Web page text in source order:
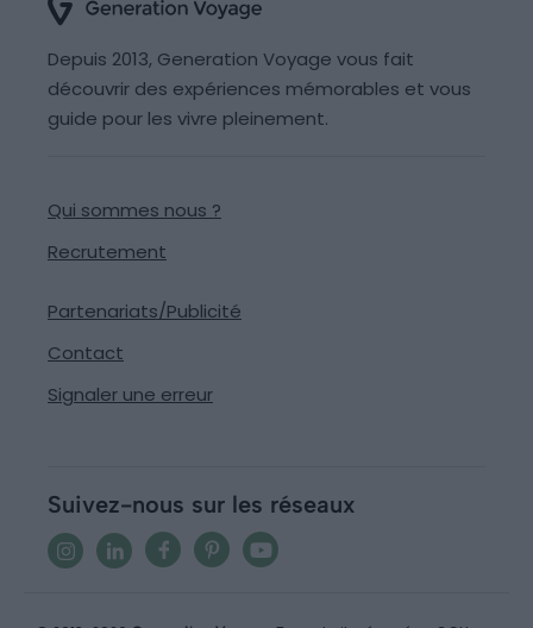
Depuis 2013, Generation Voyage vous fait
découvrir des expériences mémorables et vous
guide pour les vivre pleinement.
Qui sommes nous ?
Recrutement
Partenariats/Publicité
Contact
Signaler une erreur
Suivez-nous sur les réseaux